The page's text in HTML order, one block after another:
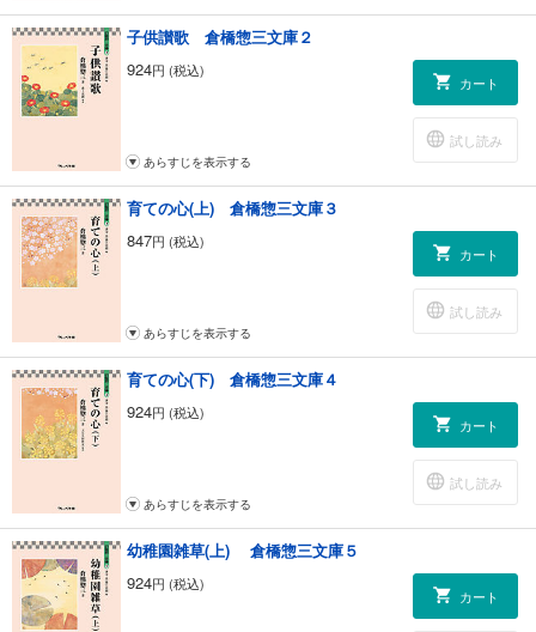
子供讃歌 倉橋惣三文庫２
924円 (税込)
カート
試し読み
あらすじを表示する
育ての心(上) 倉橋惣三文庫３
847円 (税込)
カート
試し読み
あらすじを表示する
育ての心(下) 倉橋惣三文庫４
924円 (税込)
カート
試し読み
あらすじを表示する
幼稚園雑草(上) 倉橋惣三文庫５
924円 (税込)
カート